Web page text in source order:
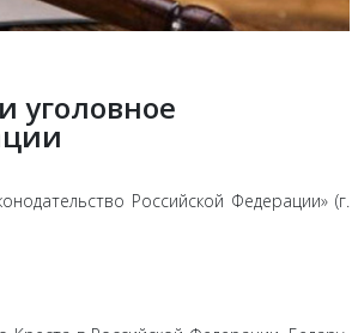
уголовное
Российской Федерации» (г.